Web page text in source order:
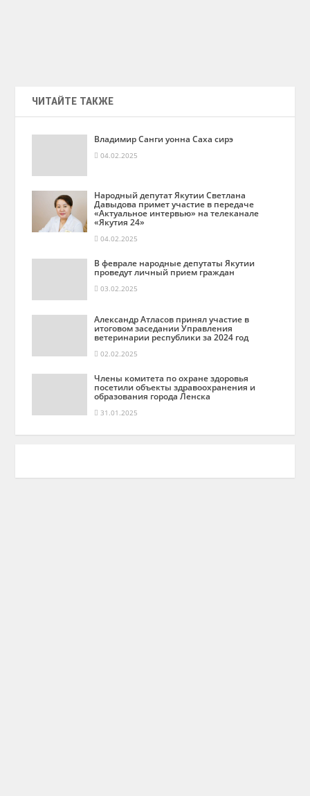
ЧИТАЙТЕ ТАКЖЕ
Владимир Санги уонна Саха сирэ
04.02.2025
Народный депутат Якутии Светлана
Давыдова примет участие в передаче
«Актуальное интервью» на телеканале
«Якутия 24»
04.02.2025
В феврале народные депутаты Якутии
проведут личный прием граждан
03.02.2025
Александр Атласов принял участие в
итоговом заседании Управления
ветеринарии республики за 2024 год
02.02.2025
Члены комитета по охране здоровья
посетили объекты здравоохранения и
образования города Ленска
31.01.2025